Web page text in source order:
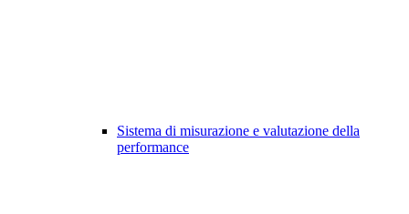
Sistema di misurazione e valutazione della
performance